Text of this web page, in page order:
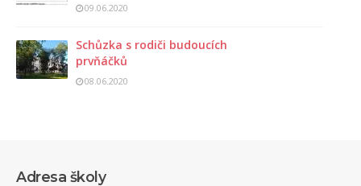
09.06.2020
Schůzka s rodiči budoucích
prvňáčků
08.06.2020
Adresa školy